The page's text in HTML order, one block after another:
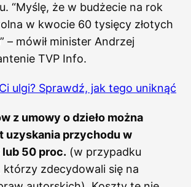
“Myślę, że w budżecie na rok
w kwocie 60 tysięcy złotych
– mówił minister Andrzej
TVP Info.
ulgi? Sprawdź, jak tego uniknąć
z umowy o dzieło można
uzyskania przychodu w
50 proc. (w przypadku
zdecydowali się na